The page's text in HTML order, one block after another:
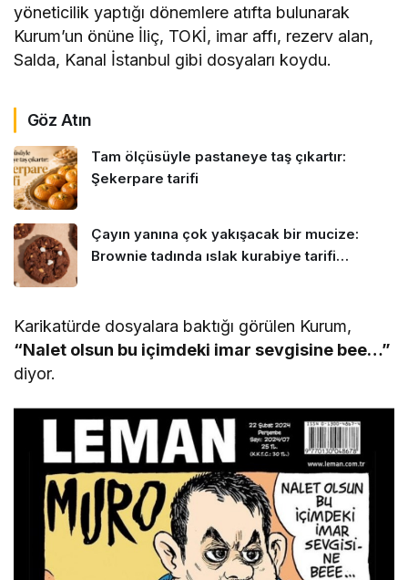
yöneticilik yaptığı dönemlere atıfta bulunarak
Kurum’un önüne İliç, TOKİ, imar affı, rezerv alan,
Salda, Kanal İstanbul gibi dosyaları koydu.
Göz Atın
Tam ölçüsüyle pastaneye taş çıkartır:
Şekerpare tarifi
Çayın yanına çok yakışacak bir mucize:
Brownie tadında ıslak kurabiye tarifi…
Karikatürde dosyalara baktığı görülen Kurum,
“Nalet olsun bu içimdeki imar sevgisine bee…”
diyor.